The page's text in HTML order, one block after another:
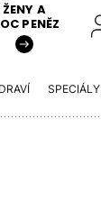
ŽENY A
PENĚZ
SPECIÁLY